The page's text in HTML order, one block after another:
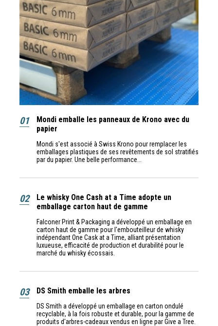
01
Mondi emballe les panneaux de Krono avec du
papier
Mondi s'est associé à Swiss Krono pour remplacer les
emballages plastiques de ses revêtements de sol stratifiés
par du papier. Une belle performance...
02
Le whisky One Cash at a Time adopte un
emballage carton haut de gamme
Falconer Print & Packaging a développé un emballage en
carton haut de gamme pour l'embouteilleur de whisky
indépendant One Cask at a Time, alliant présentation
luxueuse, efficacité de production et durabilité pour le
marché du whisky écossais.
03 DS Smith emballe les arbres
DS Smith a développé un emballage en carton ondulé
recyclable, à la fois robuste et durable, pour la gamme de
produits d'arbres-cadeaux vendus en ligne par Give a Tree.